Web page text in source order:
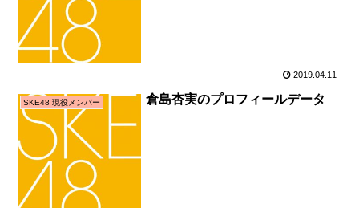
2019.04.11
SKE48 現役メンバー 倉島杏実のプロフィールデータ